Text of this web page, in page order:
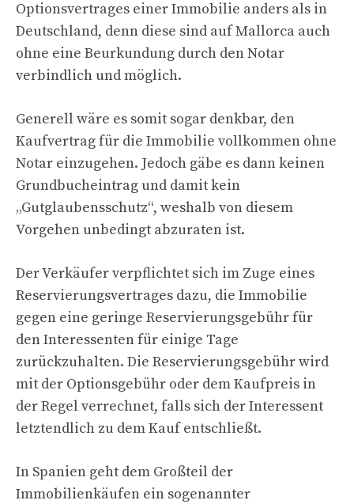
Optionsvertrages einer Immobilie anders als in
Deutschland, denn diese sind auf Mallorca auch
ohne eine Beurkundung durch den Notar
verbindlich und möglich.
Generell wäre es somit sogar denkbar, den
Kaufvertrag für die Immobilie vollkommen ohne
Notar einzugehen. Jedoch gäbe es dann keinen
Grundbucheintrag und damit kein
„Gutglaubensschutz“, weshalb von diesem
Vorgehen unbedingt abzuraten ist.
Der Verkäufer verpflichtet sich im Zuge eines
Reservierungsvertrages dazu, die Immobilie
gegen eine geringe Reservierungsgebühr für
den Interessenten für einige Tage
zurückzuhalten. Die Reservierungsgebühr wird
mit der Optionsgebühr oder dem Kaufpreis in
der Regel verrechnet, falls sich der Interessent
letztendlich zu dem Kauf entschließt.
In Spanien geht dem Großteil der
Immobilienkäufen ein sogenannter